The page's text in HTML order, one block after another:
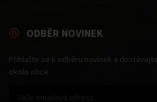
ODBĚR NOVINEK
Přihlašte se k odběru novinek a
okolo obce.